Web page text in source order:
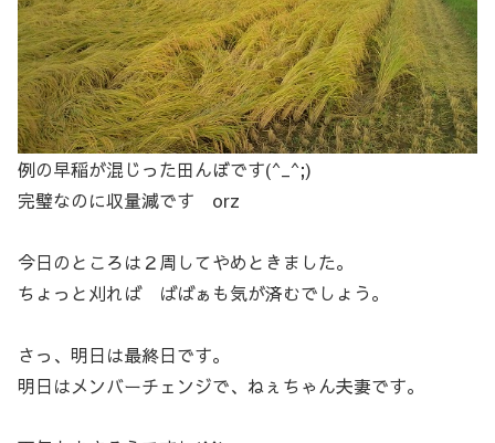
例の早稲が混じった田んぼです(^_^;)
完璧なのに収量減です orz
今日のところは２周してやめときました。
ちょっと刈れば ばばぁも気が済むでしょう。
さっ、明日は最終日です。
明日はメンバーチェンジで、ねぇちゃん夫妻です。